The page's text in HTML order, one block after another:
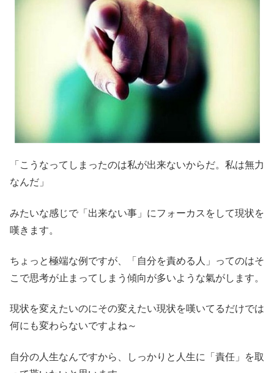
「こうなってしまったのは私が出来ないからだ。私は無力
なんだ」
みたいな感じで「出来ない事」にフォーカスをして現状を
嘆きます。
ちょっと極端な例ですが、「自分を責める人」ってのはそ
こで思考が止まってしまう傾向が多いような氣がします。
現状を変えたいのにその変えたい現状を嘆いてるだけでは
何にも変わらないですよね～
自分の人生なんですから、しっかりと人生に「責任」を取